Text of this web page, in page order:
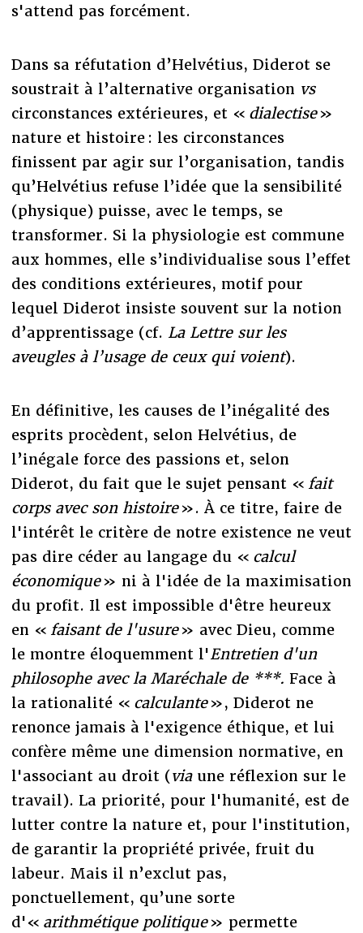
s'attend pas forcément.
Dans sa réfutation d’Helvétius, Diderot se
soustrait à l’alternative organisation vs
circonstances extérieures, et « dialectise»
nature et histoire : les circonstances
finissent par agir sur l’organisation, tandis
qu’Helvétius refuse l’idée que la sensibilité
(physique) puisse, avec le temps, se
transformer. Si la physiologie est commune
aux hommes, elle s’individualise sous l’effet
des conditions extérieures, motif pour
lequel Diderot insiste souvent sur la notion
d’apprentissage (cf. La Lettre sur les
aveugles à l’usage de ceux qui voient).
En définitive, les causes de l’inégalité des
esprits procèdent, selon Helvétius, de
l’inégale force des passions et, selon
Diderot, du fait que le sujet pensant « fait
corps avec son histoire». À ce titre, faire de
l'intérêt le critère de notre existence ne veut
pas dire céder au langage du « calcul
économique» ni à l'idée de la maximisation
du profit. Il est impossible d'être heureux
en « faisant de l'usure» avec Dieu, comme
le montre éloquemment l'Entretien d'un
philosophe avec la Maréchale de ***. Face à
la rationalité « calculante», Diderot ne
renonce jamais à l'exigence éthique, et lui
confère même une dimension normative, en
l'associant au droit (via une réflexion sur le
travail). La priorité, pour l'humanité, est de
lutter contre la nature et, pour l'institution,
de garantir la propriété privée, fruit du
labeur. Mais il n’exclut pas,
ponctuellement, qu’une sorte
d'« arithmétique politique» permette